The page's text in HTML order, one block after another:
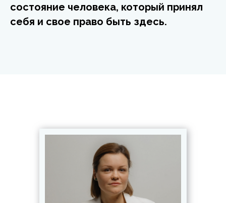
состояние человека, который принял
себя и свое право быть здесь.